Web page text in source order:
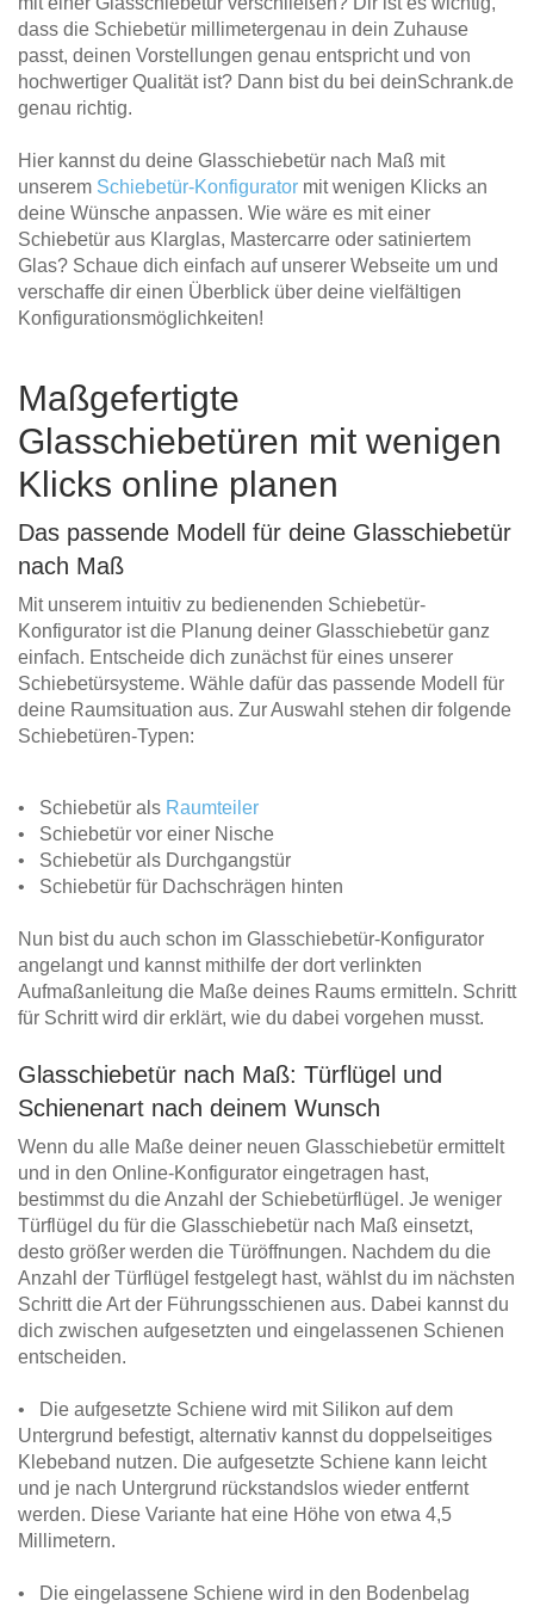
dass die Schiebetür millimetergenau in dein Zuhause
passt, deinen Vorstellungen genau entspricht und von
hochwertiger Qualität ist? Dann bist du bei deinSchrank.de
genau richtig.
Hier kannst du deine Glasschiebetür nach Maß mit
unserem Schiebetür-Konfigurator mit wenigen Klicks an
deine Wünsche anpassen. Wie wäre es mit einer
Schiebetür aus Klarglas, Mastercarre oder satiniertem
Glas? Schaue dich einfach auf unserer Webseite um und
verschaffe dir einen Überblick über deine vielfältigen
Konfigurationsmöglichkeiten!
Maßgefertigte
Glasschiebetüren mit wenigen
Klicks online planen
Das passende Modell für deine Glasschiebetür
nach Maß
Mit unserem intuitiv zu bedienenden Schiebetür-
Konfigurator ist die Planung deiner Glasschiebetür ganz
einfach. Entscheide dich zunächst für eines unserer
Schiebetürsysteme. Wähle dafür das passende Modell für
deine Raumsituation aus. Zur Auswahl stehen dir folgende
Schiebetüren-Typen:
• Schiebetür als Raumteiler
• Schiebetür vor einer Nische
• Schiebetür als Durchgangstür
• Schiebetür für Dachschrägen hinten
Nun bist du auch schon im Glasschiebetür-Konfigurator
angelangt und kannst mithilfe der dort verlinkten
Aufmaßanleitung die Maße deines Raums ermitteln. Schritt
für Schritt wird dir erklärt, wie du dabei vorgehen musst.
Glasschiebetür nach Maß: Türflügel und
Schienenart nach deinem Wunsch
Wenn du alle Maße deiner neuen Glasschiebetür ermittelt
und in den Online-Konfigurator eingetragen hast,
bestimmst du die Anzahl der Schiebetürflügel. Je weniger
Türflügel du für die Glasschiebetür nach Maß einsetzt,
desto größer werden die Türöffnungen. Nachdem du die
Anzahl der Türflügel festgelegt hast, wählst du im nächsten
Schritt die Art der Führungsschienen aus. Dabei kannst du
dich zwischen aufgesetzten und eingelassenen Schienen
entscheiden.
• Die aufgesetzte Schiene wird mit Silikon auf dem
Untergrund befestigt, alternativ kannst du doppelseitiges
Klebeband nutzen. Die aufgesetzte Schiene kann leicht
und je nach Untergrund rückstandslos wieder entfernt
werden. Diese Variante hat eine Höhe von etwa 4,5
Millimetern.
• Die eingelassene Schiene wird in den Bodenbelag